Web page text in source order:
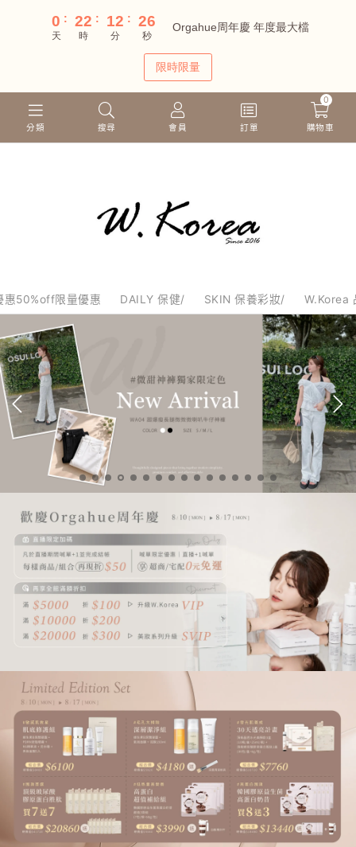
分類 搜尋 會員 訂單
0
購物車
惠50%off限量優惠 DAILY 保健/ SKIN 保養彩妝/ W.Korea